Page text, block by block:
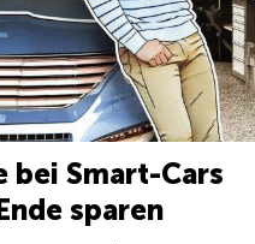
bei Smart-Cars
sparen